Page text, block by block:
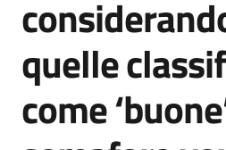
su
quelle
come